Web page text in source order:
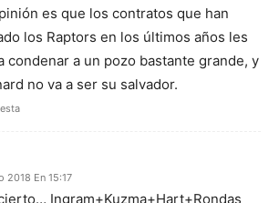
es que los contratos que han
los Raptors en los últimos años les
condenar a un pozo bastante grande, y
no va a ser su salvador.
2018 En 15:17
Ingram+Kuzma+Hart+Rondas